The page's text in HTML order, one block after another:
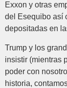
Exxon y otras
del Esequibo así
depositadas en
Trump y los
insistir (mientras
poder con
historia,